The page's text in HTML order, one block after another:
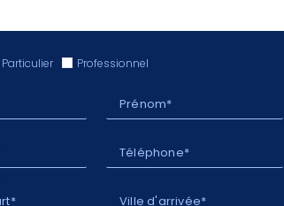
Particulier Professionnel